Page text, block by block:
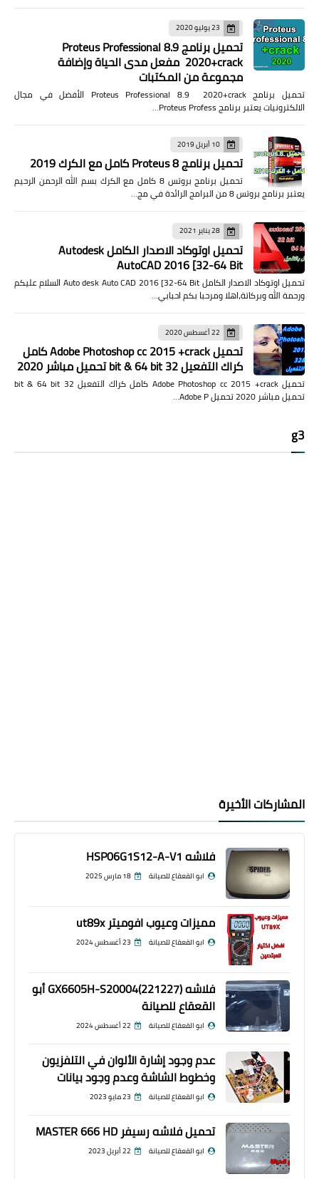
23 يوليو 2020
تحميل برنامج Proteus Professional 8.9
2020+crack مفعل مدى الحياة وإضافة
مجموعة من المكتبات
تحميل برنامج Proteus Professional 8.9 2020+crack الأفضل في مجال
الالكترونيات يعتبر برنامج Proteus Profess…
10 أبريل 2019
تحميل برنامج Proteus 8 كامل مع الكرك 2019
تحميل برنامج بروتس 8 كامل مع الكرك بسم الله الرحمن الرحيم
يعتبر برنامج بروتس 8 من البرامج الرائدة في مج…
28 يناير 2021
تحميل اوتوكاد الاصدار الكامل Autodesk
AutoCAD 2016 [32-64 Bit
تحميل اوتوكاد الاصدار الكامل Auto desk Auto CAD 2016 [32-64 Bit السلام عليكم
ورحمة الله وبركاتة،اهلا ومرحبا بكم احبابي…
22 أغسطس 2020
تحميل Adobe Photoshop cc 2015 +crack كامل
كراك التفعيل 32 bit & 64 bit تحميل مباشر 2020
تحميل Adobe Photoshop cc 2015 +crack كامل كراك التفعيل 32 bit & 64 bit
تحميل مباشر 2020 تحميل Adobe P…
g3
المشاركات الأخيرة
فلاشه HSP06G1S12-A-V1
ابو القعقاع للصيانة 18 مارس 2025
مميزات وعيوب افوميتر ut89x
ابو القعقاع للصيانة 23 أغسطس 2024
فلاشه GX6605H-S20004(221227) أبو
القعقاع للصيانة
ابو القعقاع للصيانة 22 أغسطس 2024
عدم وجود إشارة الألوان في التلفزيون
وخطوط الشاشة وعدم وجود بيانات
ابو القعقاع للصيانة 23 مايو 2023
تحميل فلاشه رسيفر MASTER 666 HD
ابو القعقاع للصيانة 22 أبريل 2023